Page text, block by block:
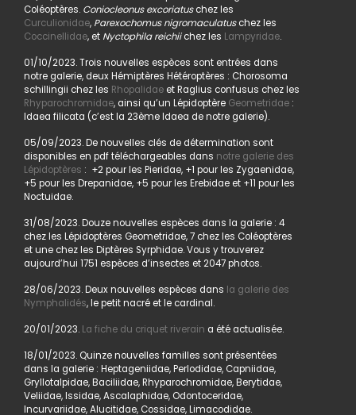
Coléoptères. Coniocleonus excoriatuschez les
Curculionidae, Parexochomus nigromaculatuschez les
Coccinellidae, et Nyctophila reichiichez les Lampyridae.
01/10/2023. Trois nouvelles espèces sont entrées dans
notre galerie, deux Hémiptères Hétéroptères : Chorosoma
schillingii chez les Rhopalidaeet Raglius confusus chez les
Rhyparochromidae, ainsi qu’un Lépidoptère Geometridae:
Idaea filicata (c’est la 23ème Idaea de notre galerie).
05/09/2023. De nouvelles clés de détermination sont
disponibles en pdf téléchargeables dans notre galerie des
Lépidoptères : +2 pour les Pieridae, +1 pour les Zygaenidae,
+5 pour les Drepanidae, +5 pour les Erebidae et +11 pour les
Noctuidae.
31/08/2023. Douze nouvelles espèces dans la galerie : 4
chez les Lépidoptères Geometridae, 7 chez les Coléoptères
et une chez les Diptères Syrphidae. Vous y trouverez
aujourd’hui 1751 espèces d’insectes et 2047 photos.
28/06/2023. Deux nouvelles espèces dans la galerie des
Nymphalidés, le petit nacré et le cardinal.
20/01/2023. La fiche du criquet riverain a été actualisée.
18/01/2023. Quinze nouvelles familles sont présentées
dans la galerie : Heptageniidae, Perlodidae, Capniidae,
Gryllotalpidae, Baciliidae, Rhyparochromidae, Berytidae,
Veliidae, Issidae, Ascalaphidae, Odontoceridae,
Incurvariidae, Alucitidae, Cossidae, Limacodidae.